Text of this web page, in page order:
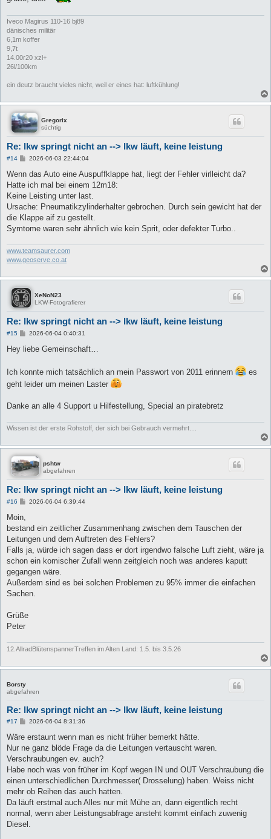
Iveco Magirus 110-16 bj89
dänisches militär
6,1m koffer
9,7t
14.00r20 xzl+
26l/100km
ein deutz braucht vieles nicht, weil er eines hat: luftkühlung!
Gregorix
süchtig
Re: lkw springt nicht an --> lkw läuft, keine leistung
#14
B
i
r
a
2026-06-03 22:44:04
Wenn das Auto eine Auspuffklappe hat, liegt der Fehler virlleicht da?
Hatte ich mal bei einem 12m18:
Keine Leisting unter last.
Ursache: Pneumatikzylinderhalter gebrochen. Durch sein gewicht hat der
die Klappe aif zu gestellt.
Symtome waren sehr ähnlich wie kein Sprit, oder defekter Turbo..
www.teamsaurer.com
www.geoserve.co.at
XeNoN23
LKW-Fotografierer
Re: lkw springt nicht an --> lkw läuft, keine leistung
#15
B
i
g
2026-06-04 0:40:31
Hey liebe Gemeinschaft…
Ich konnte mich tatsächlich an mein Passwort von 2011 erinnern
es
geht leider um meinen Laster
Danke an alle 4 Support u Hilfestellung, Special an piratebretz
Wissen ist der erste Rohstoff, der sich bei Gebrauch vermehrt....
pshtw
abgefahren
Re: lkw springt nicht an --> lkw läuft, keine leistung
#16
B
r
a
g
2026-06-04 6:39:44
Moin,
bestand ein zeitlicher Zusammenhang zwischen dem Tauschen der
Leitungen und dem Auftreten des Fehlers?
Falls ja, würde ich sagen dass er dort irgendwo falsche Luft zieht, wäre ja
schon ein komischer Zufall wenn zeitgleich noch was anderes kaputt
gegangen wäre.
Außerdem sind es bei solchen Problemen zu 95% immer die einfachen
Sachen.
Grüße
Peter
12.AllradBlütenspannerTreffen im Alten Land: 1.5. bis 3.5.26
Borsty
abgefahren
Re: lkw springt nicht an --> lkw läuft, keine leistung
#17
B
r
a
2026-06-04 8:31:36
Wäre erstaunt wenn man es nicht früher bemerkt hätte.
Nur ne ganz blöde Frage da die Leitungen vertauscht waren.
Verschraubungen ev. auch?
Habe noch was von früher im Kopf wegen IN und OUT Verschraubung die
einen unterschiedlichen Durchmesser( Drosselung) haben. Weiss nicht
mehr ob Reihen das auch hatten.
Da läuft erstmal auch Alles nur mit Mühe an, dann eigentlich recht
normal, wenn aber Leistungsabfrage ansteht kommt einfach zuwenig
Diesel.